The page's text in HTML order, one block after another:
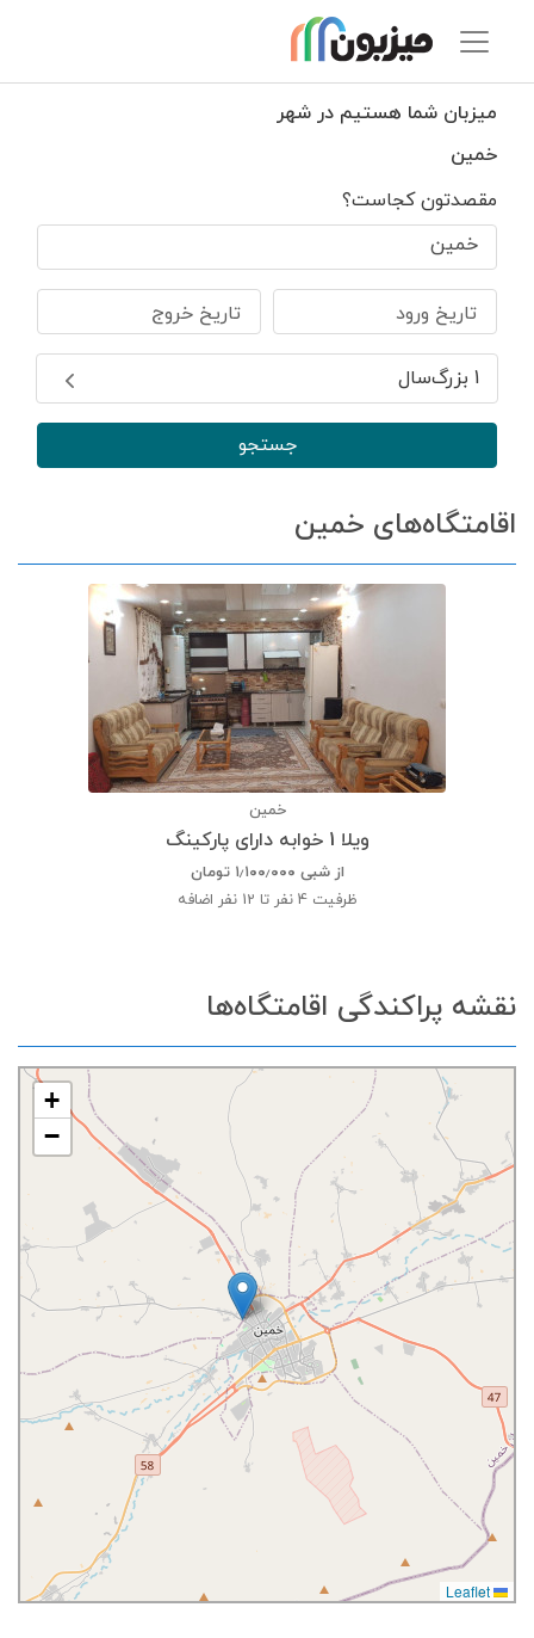
میزبان شما هستیم در شهر
خمین
مقصدتون کجاست؟
خمین
تاریخ ورود تاریخ خروج
1 بزرگ‌سال
جستجو
اقامتگاه‌های خمین
خمین
ویلا 1 خوابه دارای پارکینگ
از شبی ۱٫۱۰۰٫۰۰۰ تومان
ظرفیت 4 نفر تا 12 نفر اضافه
نقشه پراکندگی اقامتگاه‌ها
+
−